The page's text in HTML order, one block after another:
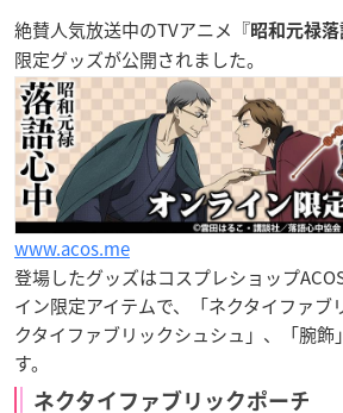
絶賛人気放送中のTVアニメ『昭和元禄落
限定グッズが公開されました。
www.acos.me
登場したグッズはコスプレショップ
イン限定アイテムで、「ネクタイファブ
クタイファブリックシュシュ」、「腕飾
す。
ネクタイファブリックポーチ